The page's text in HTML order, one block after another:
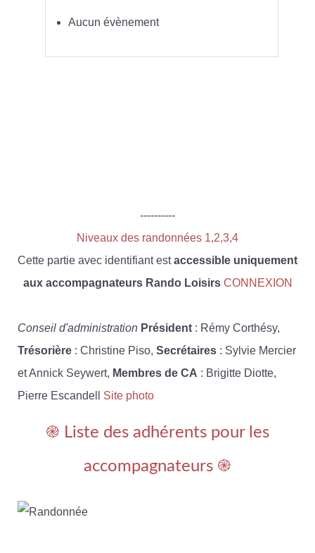
Aucun évènement
----------
Niveaux des randonnées 1,2,3,4
Cette partie avec identifiant estaccessible uniquement
aux accompagnateurs Rando Loisirs CONNEXION
Conseil d'administration Président : Rémy Corthésy,
Trésorière : Christine Piso, Secrétaires : Sylvie Mercier
et Annick Seywert, Membres de CA : Brigitte Diotte,
Pierre Escandell Site photo
֎ Liste des adhérents pour les
accompagnateurs ֎